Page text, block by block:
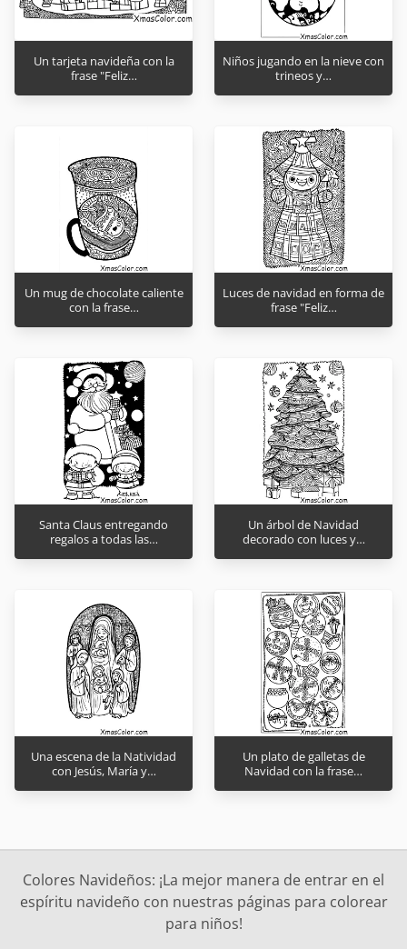
Un tarjeta navideña con la
frase "Feliz…
Niños jugando en la nieve con
trineos y…
Un mug de chocolate caliente
con la frase…
Luces de navidad en forma de
frase "Feliz…
Santa Claus entregando
regalos a todas las…
Un árbol de Navidad
decorado con luces y…
Una escena de la Natividad
con Jesús, María y…
Un plato de galletas de
Navidad con la frase…
Colores Navideños: ¡La mejor manera de entrar en el
espíritu navideño con nuestras páginas para colorear
para niños!